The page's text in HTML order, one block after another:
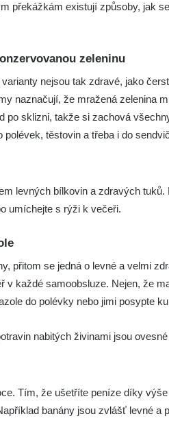
překážkám existují způsoby, jak
zeleninu
nejsou tak zdravé, jako
naznačují, že mražená zelenina
po sklizni, takže si zachová
polévek, těstovin a třeba i do
levných bílkovin a zdravých
umíchejte s rýži k večeři.
přitom se jedná o levné a velmi
v každé samoobsluze. Nejen, že
do polévky nebo jimi posypte
nabitých živinami jsou
Tím, že ušetříte peníze díky
banány jsou zvlášť levné a